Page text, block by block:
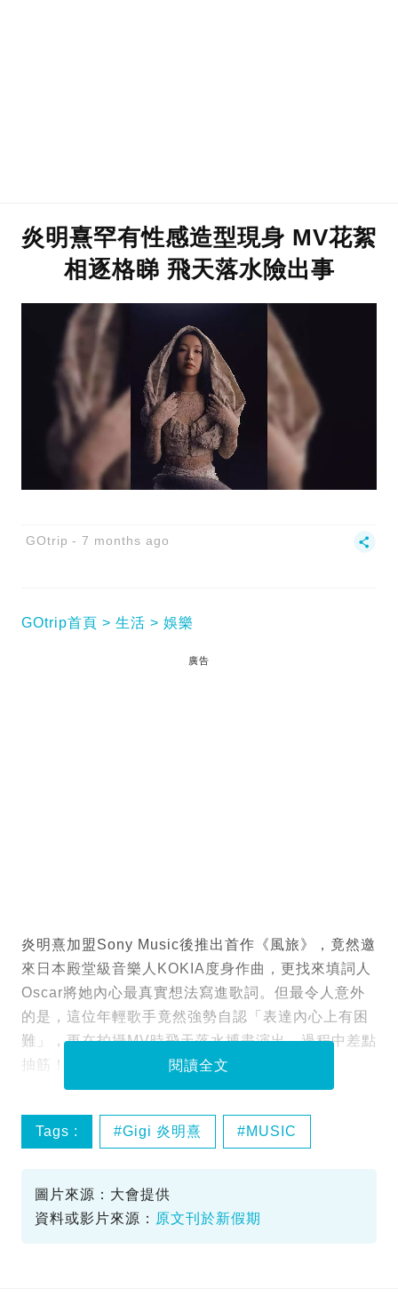
炎明熹罕有性感造型現身 MV花絮
相逐格睇 飛天落水險出事
GOtrip 7 months ago
GOtrip首頁 生活 娛樂
廣告
炎明熹加盟Sony Music後推出首作《風旅》，竟然邀
來日本殿堂級音樂人KOKIA度身作曲，更找來填詞人
Oscar將她內心最真實想法寫進歌詞。但最令人意外
的是，這位年輕歌手竟然強勢自認「表達內心上有困
難」，更在拍攝MV時飛天落水搏盡演出，過程中差點
抽筋！
閱讀全文
Tags : Gigi 炎明熹 MUSIC
圖片來源：大會提供
資料或影片來源： 原文刊於新假期